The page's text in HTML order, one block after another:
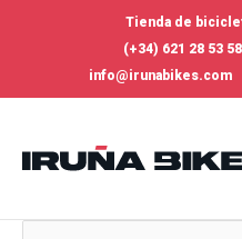
Tienda de
(+34) 621 28 53 58
info@irunabikes.com